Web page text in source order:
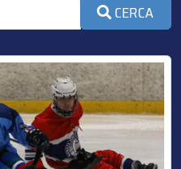
CERCA